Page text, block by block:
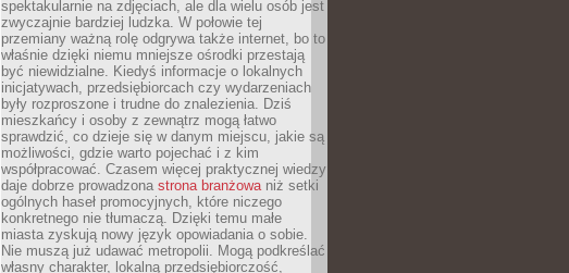
spektakularnie na zdjęciach, ale dla wielu osób jest
zwyczajnie bardziej ludzka. W połowie tej
przemiany ważną rolę odgrywa także internet, bo to
właśnie dzięki niemu mniejsze ośrodki przestają
być niewidzialne. Kiedyś informacje o lokalnych
inicjatywach, przedsiębiorcach czy wydarzeniach
były rozproszone i trudne do znalezienia. Dziś
mieszkańcy i osoby z zewnątrz mogą łatwo
sprawdzić, co dzieje się w danym miejscu, jakie są
możliwości, gdzie warto pojechać i z kim
współpracować. Czasem więcej praktycznej wiedzy
daje dobrze prowadzona strona branżowaniż setki
ogólnych haseł promocyjnych, które niczego
konkretnego nie tłumaczą. Dzięki temu małe
miasta zyskują nowy język opowiadania o sobie.
Nie muszą już udawać metropolii. Mogą podkreślać
własny charakter, lokalną przedsiębiorczość,